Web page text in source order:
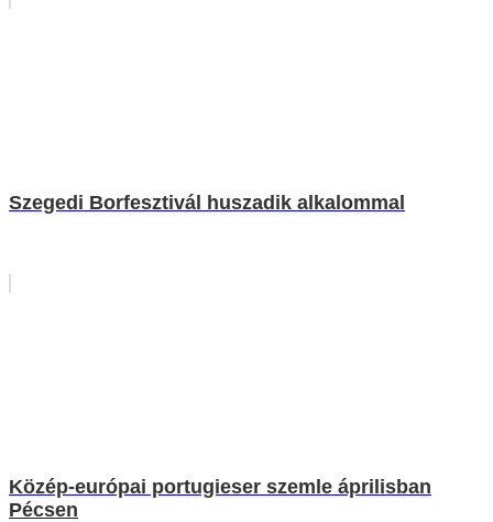
Szegedi Borfesztivál huszadik alkalommal
Közép-európai portugieser szemle áprilisban
Pécsen